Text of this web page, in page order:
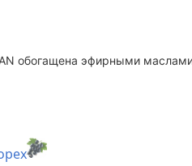
обогащена эфирными